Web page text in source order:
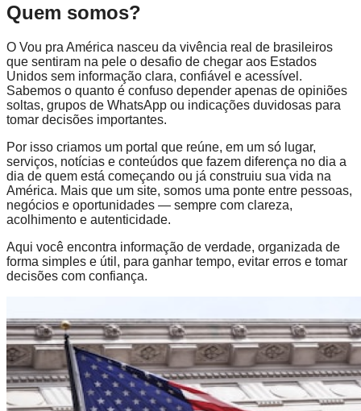
Quem somos?
O Vou pra América nasceu da vivência real de brasileiros
que sentiram na pele o desafio de chegar aos Estados
Unidos sem informação clara, confiável e acessível.
Sabemos o quanto é confuso depender apenas de opiniões
soltas, grupos de WhatsApp ou indicações duvidosas para
tomar decisões importantes.
Por isso criamos um portal que reúne, em um só lugar,
serviços, notícias e conteúdos que fazem diferença no dia a
dia de quem está começando ou já construiu sua vida na
América. Mais que um site, somos uma ponte entre pessoas,
negócios e oportunidades — sempre com clareza,
acolhimento e autenticidade.
Aqui você encontra informação de verdade, organizada de
forma simples e útil, para ganhar tempo, evitar erros e tomar
decisões com confiança.